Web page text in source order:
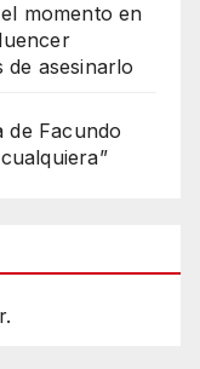
momento en
de asesinarlo
de Facundo